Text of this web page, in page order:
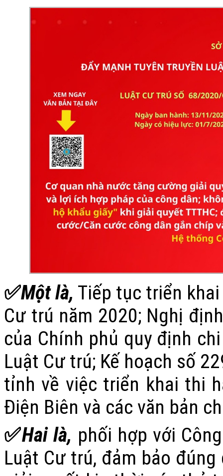
✅Một là, Tiếp tục triển
Cư trú năm 2020; Nghị
của Chính phủ quy định
Luật Cư trú; Kế hoạch số
tỉnh về việc triển khai thi
Điện Biên và các văn bản
✅Hai là, phối hợp với
Luật Cư trú, đảm bảo